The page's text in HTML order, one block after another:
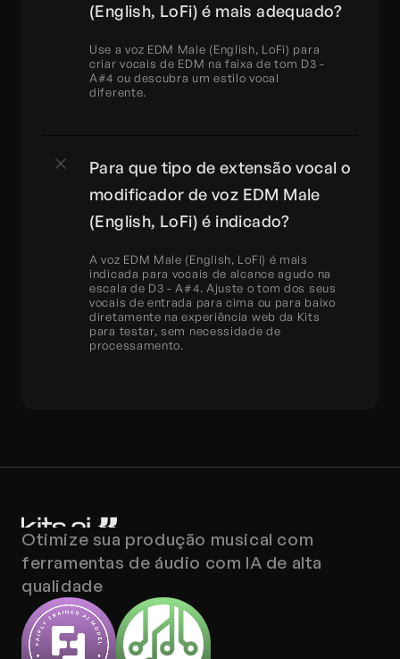
(English, LoFi) é mais adequado?
Use a voz EDM Male (English, LoFi) para
criar vocais de EDM na faixa de tom D3 -
A#4 ou descubra um estilo vocal
diferente.
Para que tipo de extensão vocal o
modificador de voz EDM Male
(English, LoFi) é indicado?
A voz EDM Male (English, LoFi) é mais
indicada para vocais de alcance agudo na
escala de D3 - A#4. Ajuste o tom dos seus
vocais de entrada para cima ou para baixo
diretamente na experiência web da Kits
para testar, sem necessidade de
processamento.
Otimize sua produção musical com
ferramentas de áudio com IA de alta
qualidade